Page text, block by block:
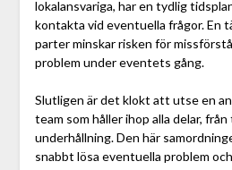
lokalansvariga, har en tydlig
kontakta vid eventuella frågor. En
parter minskar risken för
problem under eventets gång.
Slutligen är det klokt att utse en
team som håller ihop alla delar,
underhållning. Den här
snabbt lösa eventuella problem